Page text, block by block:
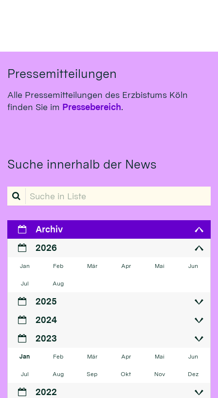
Pressemitteilungen
Alle Pressemitteilungen des Erzbistums Köln
finden Sie im Pressebereich.
Suche innerhalb der News
Suche in Liste
Archiv
2026
Jan Feb Mär Apr Mai Jun
Jul Aug
2025
2024
2023
Jan Feb Mär Apr Mai Jun
Jul Aug Sep Okt Nov Dez
2022